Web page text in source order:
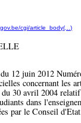
cgi/article_body(...)
12 juin 2012
concernant les
30 avril 2004
dans
par le Conseil